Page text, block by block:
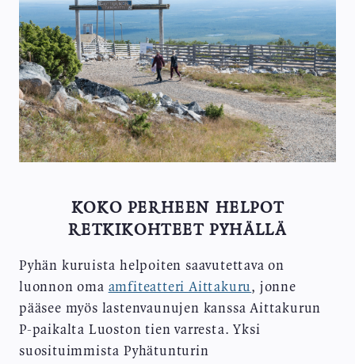
KOKO PERHEEN HELPOT
RETKIKOHTEET PYHÄLLÄ
Pyhän kuruista helpoiten saavutettava on
luonnon oma amfiteatteri Aittakuru, jonne
pääsee myös lastenvaunujen kanssa Aittakurun
P-paikalta Luoston tien varresta. Yksi
suosituimmista Pyhätunturin